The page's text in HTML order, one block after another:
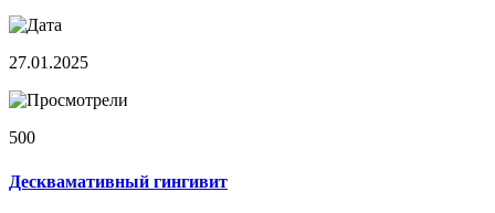
27.01.2025
500
Десквамативный гингивит